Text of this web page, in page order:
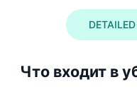
Что входит в